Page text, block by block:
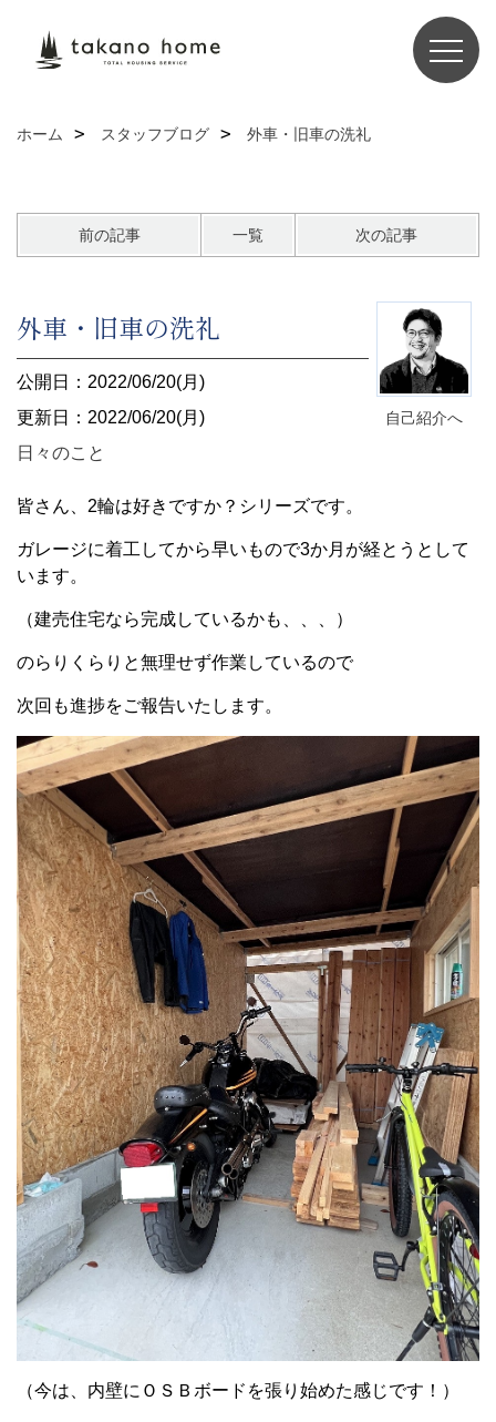
ホーム スタッフブログ 外車・旧車の洗礼
前の記事 一覧 次の記事
自己紹介へ
外車・旧車の洗礼
公開日：2022/06/20(月)
更新日：2022/06/20(月)
日々のこと
皆さん、2輪は好きですか？シリーズです。
ガレージに着工してから早いもので3か月が経とうとして
います。
（建売住宅なら完成しているかも、、、）
のらりくらりと無理せず作業しているので
次回も進捗をご報告いたします。
（今は、内壁にＯＳＢボードを張り始めた感じです！）